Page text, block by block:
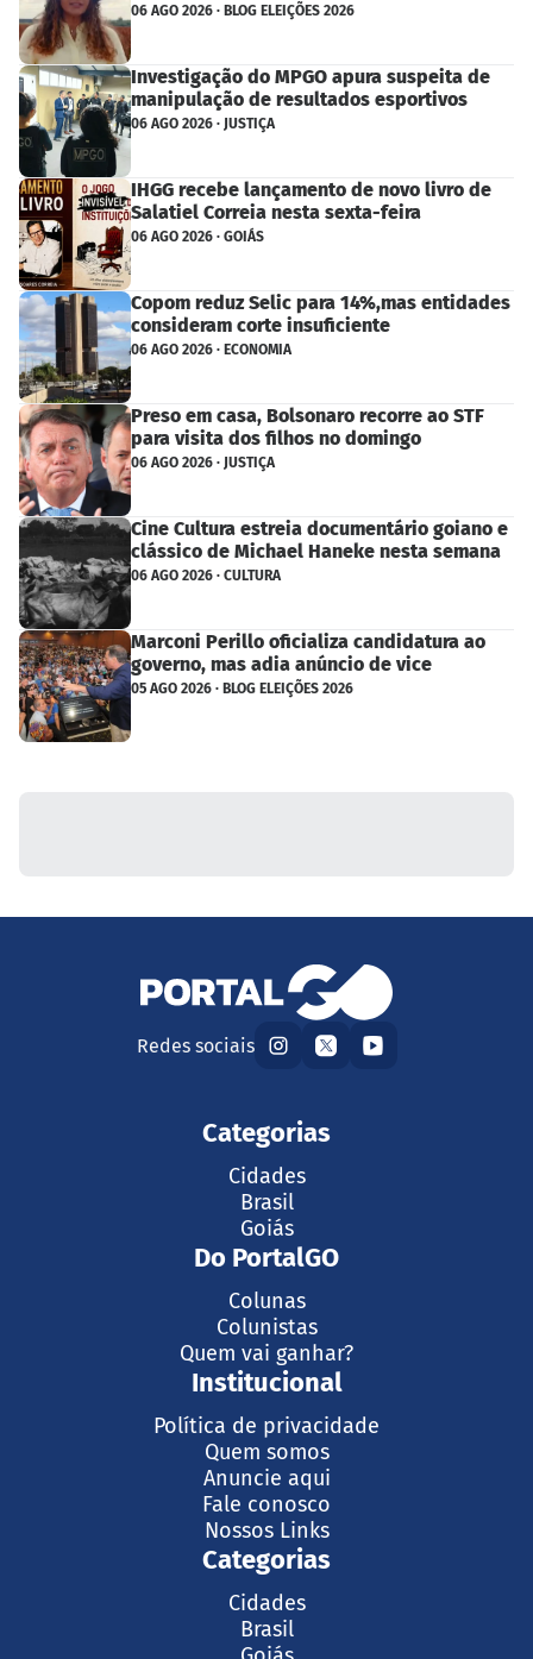
06 AGO 2026 · BLOG ELEIÇÕES 2026
Investigação do MPGO apura suspeita de
manipulação de resultados esportivos
06 AGO 2026 · JUSTIÇA
IHGG recebe lançamento de novo livro de
Salatiel Correia nesta sexta-feira
06 AGO 2026 · GOIÁS
Copom reduz Selic para 14%,mas entidades
consideram corte insuficiente
06 AGO 2026 · ECONOMIA
Preso em casa, Bolsonaro recorre ao STF
para visita dos filhos no domingo
06 AGO 2026 · JUSTIÇA
Cine Cultura estreia documentário goiano e
clássico de Michael Haneke nesta semana
06 AGO 2026 · CULTURA
Marconi Perillo oficializa candidatura ao
governo, mas adia anúncio de vice
05 AGO 2026 · BLOG ELEIÇÕES 2026
Redes sociais
Categorias
Cidades
Brasil
Goiás
Do PortalGO
Colunas
Colunistas
Quem vai ganhar?
Institucional
Política de privacidade
Quem somos
Anuncie aqui
Fale conosco
Nossos Links
Categorias
Cidades
Brasil